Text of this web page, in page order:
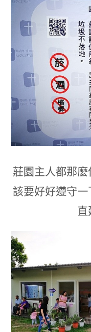
莊園主人都那麼
該要好好遵守一
直